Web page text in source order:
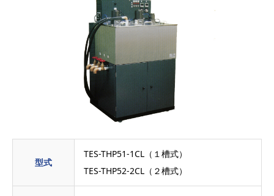
型式
TES-THP51-1CL（１槽式）
TES-THP52-2CL（２槽式）